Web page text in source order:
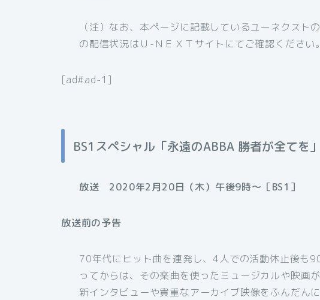
（注）なお、本ページに記載しているユーネクス
の配信状況はＵ-ＮＥＸＴサイトにてご確認ください。
[ad#ad-1]
BS1スペシャル「永遠のABBA 勝者が全てを」
放送 2020年2月20日（木）午後9時〜［BS1］
放送前の予告
70年代にヒット曲を連発し、4人での活動休止後も
ってからは、その楽曲を使ったミュージカルや映画
新インタビューや貴重なアーカイブ映像をふんだん